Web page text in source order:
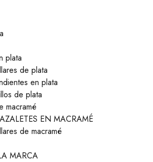
plata
de plata
en plata
de plata
macramé
EN MACRAMÉ
de macramé
MARCA